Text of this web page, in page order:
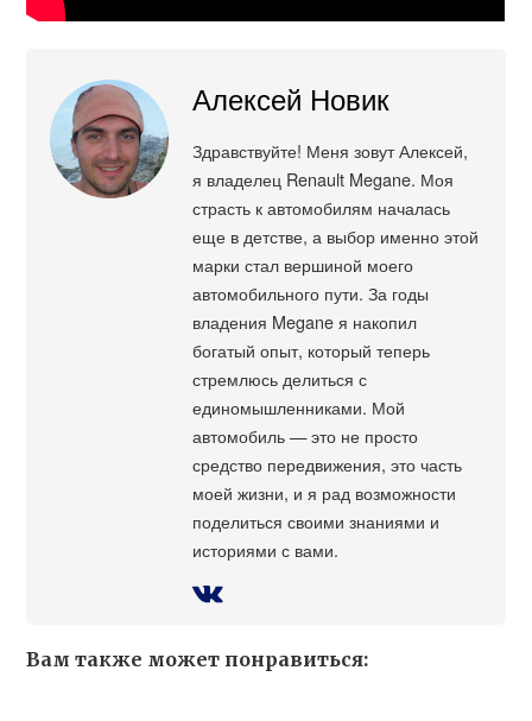
Алексей Новик
Здравствуйте! Меня зовут Алексей,
я владелец Renault Megane. Моя
страсть к автомобилям началась
еще в детстве, а выбор именно этой
марки стал вершиной моего
автомобильного пути. За годы
владения Megane я накопил
богатый опыт, который теперь
стремлюсь делиться с
единомышленниками. Мой
автомобиль — это не просто
средство передвижения, это часть
моей жизни, и я рад возможности
поделиться своими знаниями и
историями с вами.
Вам также может понравиться: